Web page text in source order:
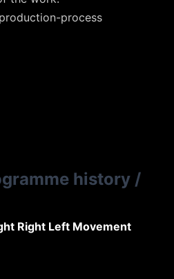
process
history /
Right Left Movement